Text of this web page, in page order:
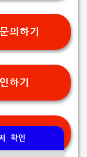
의하기
하기
하기
확인